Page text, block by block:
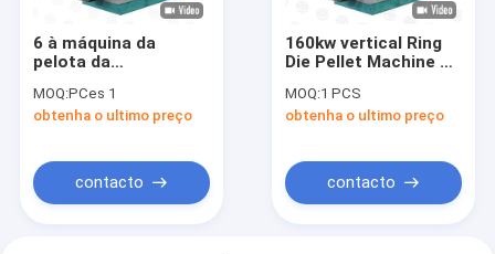
6 à máquina da
pelota da
rebanhos animais de
20TPH Ring Die Pellet
MOQ:PCes 1
obtenha o ultimo preço
contacto
160kw vertical Ring
Die Pellet Machine 6-
MOQ:1 PCS
obtenha o ultimo preço
contacto